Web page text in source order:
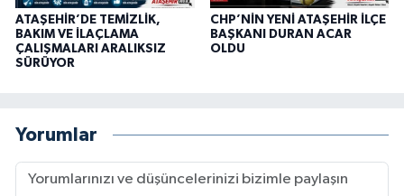
ATAŞEHİR’DE TEMİZLİK,
BAKIM VE İLAÇLAMA
ÇALIŞMALARI ARALIKSIZ
SÜRÜYOR
CHP’NİN YENİ ATAŞEHİR İLÇE
BAŞKANI DURAN ACAR
OLDU
Yorumlar